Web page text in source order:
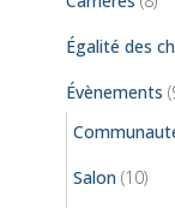
Égalité des
Évènements
Salon (10)